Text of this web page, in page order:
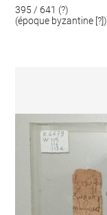
395 / 641 (?)
(époque byzantine [?])